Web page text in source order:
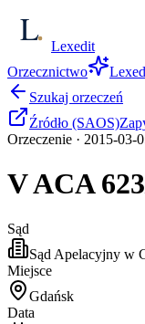
Lexedit
Orzecznictwo
Szukaj orzeczeń
Źródło (SAOS)
Orzeczenie · 2015-03-
V ACA
Sąd
Sąd Apelacyjny w
Miejsce
Gdańsk
Data